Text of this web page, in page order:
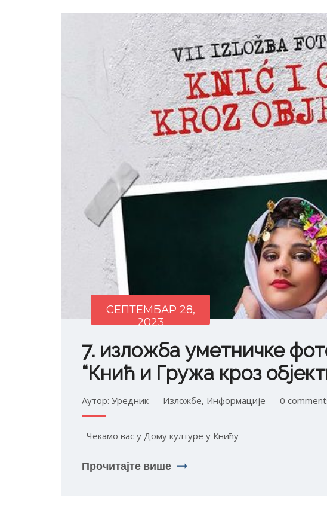
СЕПТЕМБАР 28,
2023
7. изложба уметничке
“Кнић и Гружа кроз
Аутор: Уредник Изложбе, Информације 0
Чекамо вас у Дому културе у Книћу
Прочитајте више